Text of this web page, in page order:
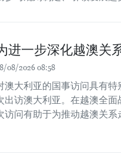
进一步深化越澳关
08/2026 08:58
澳大利亚的国事访问具有
出访澳大利亚。在越澳全
访问有助于为推动越澳关系